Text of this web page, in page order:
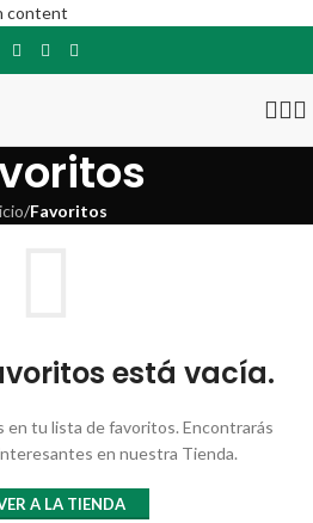
content
/Favoritos
está vacía.
tu lista de favoritos. Encontrarás
en nuestra Tienda.
A LA TIENDA